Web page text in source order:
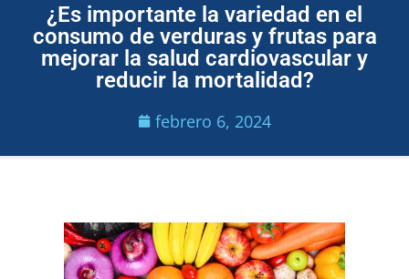
¿Es importante la variedad en el
consumo de verduras y frutas para
mejorar la salud cardiovascular y
reducir la mortalidad?
febrero 6, 2024